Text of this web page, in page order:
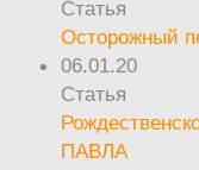
Статья
Осторожный
06.01.20
Статья
ПАВЛА